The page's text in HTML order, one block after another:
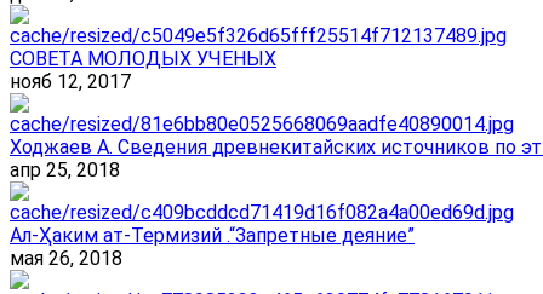
СОВЕТА МОЛОДЫХ УЧЕНЫХ
нояб 12, 2017
Ходжаев А. Сведения древнекитайских источников по
апр 25, 2018
Ал-Ҳаким ат-Термизий .“Запретные деяние”
мая 26, 2018